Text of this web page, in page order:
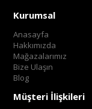
Kurumsal
Anasayfa
Hakkımızda
Mağazalarımız
Bize Ulaşın
Blog
Müşteri İlişkileri